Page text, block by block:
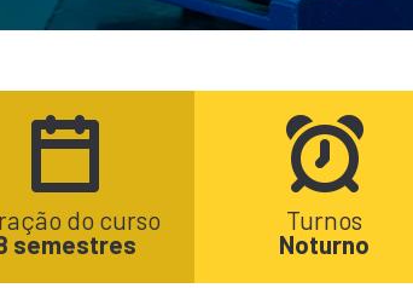
do curso
semestres
Turnos
Noturno